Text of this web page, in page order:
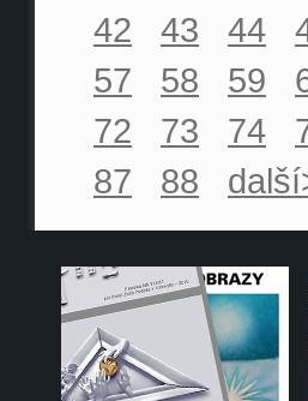
42
43 44
57
58 59
72
73 74
87
88